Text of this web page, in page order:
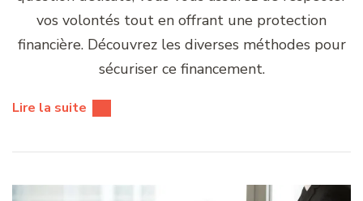
vos volontés tout en offrant une protection
financière. Découvrez les diverses méthodes pour
sécuriser ce financement.
Lire la suite